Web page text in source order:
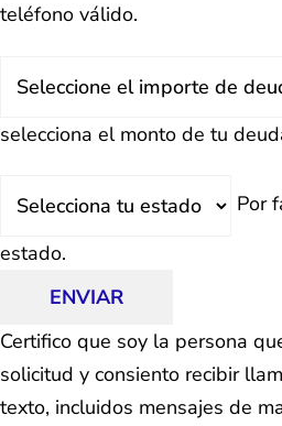
teléfono válido.
selecciona el monto de tu
Por
estado.
ENVIAR
Certifico que soy la persona
solicitud y consiento recibir
texto, incluidos mensajes de